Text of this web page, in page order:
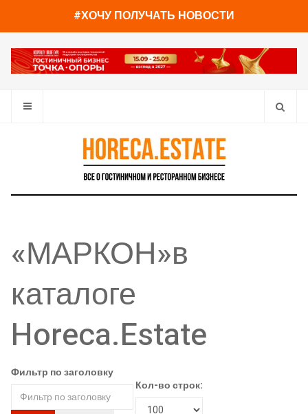
#ХОЧУ ПОЛУЧАТЬ НОВОСТИ
«МАРКОН»в
каталоге
Horeca.Estate
Фильтр по заголовку
Кол-во строк: